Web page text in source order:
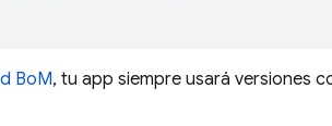
BoM, tu app siempre usará versiones